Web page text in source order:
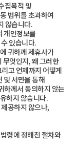
집목적 및
범위를 초과하여
않습니다.
개인정보를
있습니다.
귀하께 제휴사가
무엇인지, 왜 그러한
고 언제까지 어떻게
및 서면을 통해
하께서 동의하지 않는
하지 않습니다.
공하지 않으나,
령에 정해진 절차와